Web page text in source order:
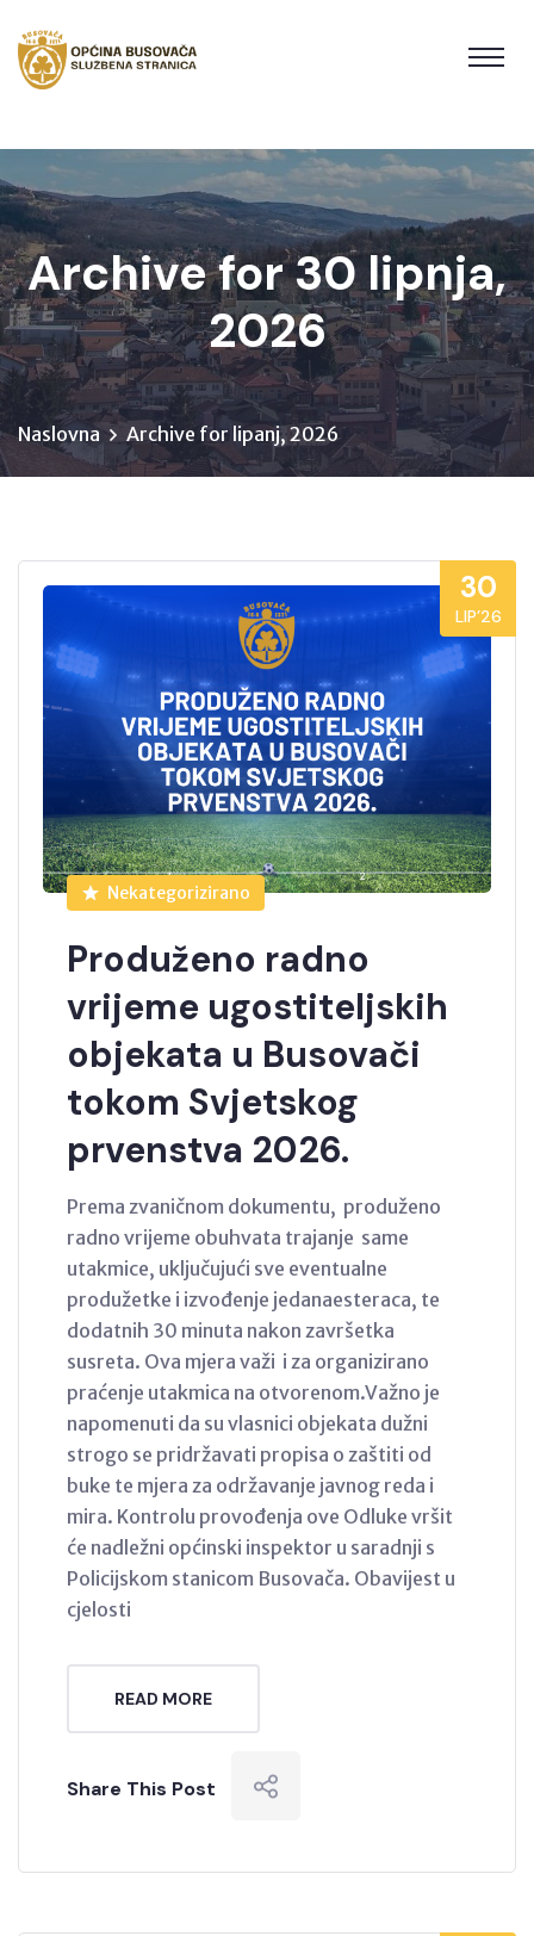
Archive for 30 lipnja,
2026
Naslovna Archive for lipanj, 2026
30
LIP’26
Nekategorizirano
Produženo radno
vrijeme ugostiteljskih
objekata u Busovači
tokom Svjetskog
prvenstva 2026.
Prema zvaničnom dokumentu, produženo
radno vrijeme obuhvata trajanje same
utakmice, uključujući sve eventualne
produžetke i izvođenje jedanaesteraca, te
dodatnih 30 minuta nakon završetka
susreta. Ova mjera važi i za organizirano
praćenje utakmica na otvorenom.Važno je
napomenuti da su vlasnici objekata dužni
strogo se pridržavati propisa o zaštiti od
buke te mjera za održavanje javnog reda i
mira. Kontrolu provođenja ove Odluke vršit
će nadležni općinski inspektor u saradnji s
Policijskom stanicom Busovača. Obavijest u
cjelosti
READ MORE
Share This Post